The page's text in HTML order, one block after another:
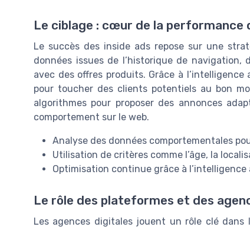
Le ciblage : cœur de la performance
Le succès des inside ads repose sur une
données issues de l’historique de
avec des offres produits. Grâce à
pour toucher des clients potentiels au bon
algorithmes pour proposer des annonces
comportement sur le web.
Analyse des données comportementales
Utilisation de critères comme l’âge, la
Optimisation continue grâce à
Le rôle des plateformes et des
Les agences digitales jouent un rôle clé dans